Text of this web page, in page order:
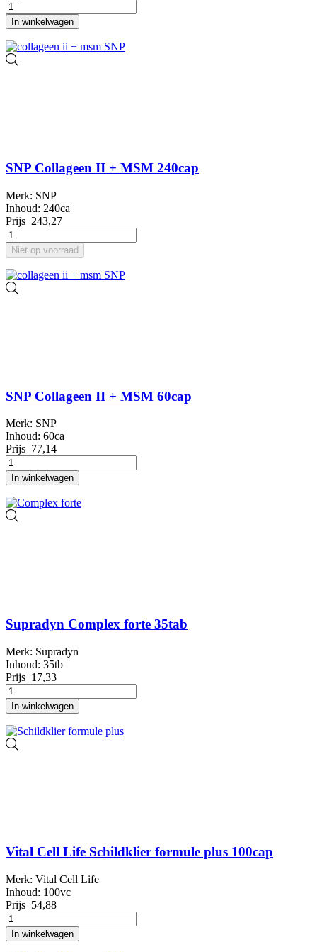
In winkelwagen
SNP Collageen II + MSM 240cap
Merk: SNP
Inhoud: 240ca
Prijs 243,27
Niet op voorraad
SNP Collageen II + MSM 60cap
Merk: SNP
Inhoud: 60ca
Prijs 77,14
In winkelwagen
Supradyn Complex forte 35tab
Merk: Supradyn
Inhoud: 35tb
Prijs 17,33
In winkelwagen
Vital Cell Life Schildklier formule plus 100cap
Merk: Vital Cell Life
Inhoud: 100vc
Prijs 54,88
In winkelwagen